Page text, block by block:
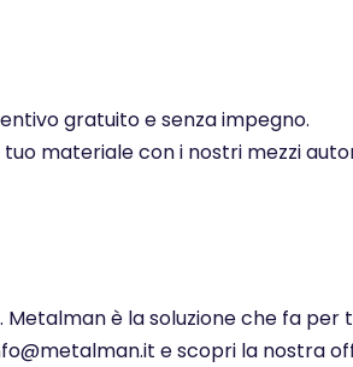
gratuito e senza impegno.
materiale con i nostri mezzi
è la soluzione che fa per
e scopri la nostra